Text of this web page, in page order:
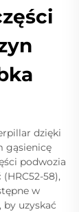
dzięki
gąsienicę
podwozia
58),
w
uzyskać